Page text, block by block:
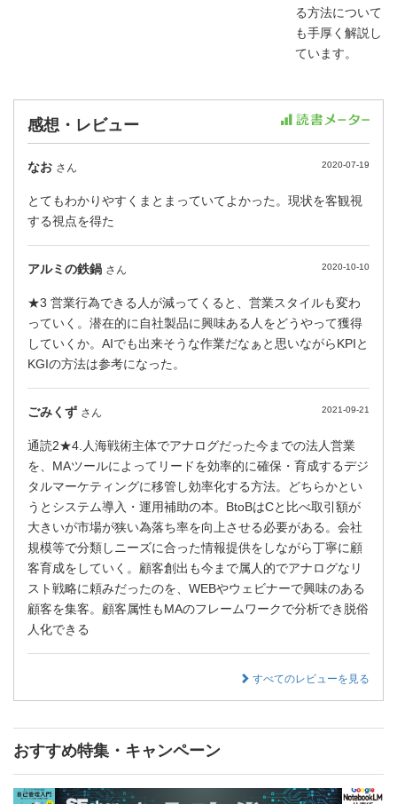
る方法について
も手厚く解説し
ています。
感想・レビュー
なお さん 2020-07-19
とてもわかりやすくまとまっていてよかった。現状を客観視
する視点を得た
アルミの鉄鍋 さん 2020-10-10
★3 営業行為できる人が減ってくると、営業スタイルも変わ
っていく。潜在的に自社製品に興味ある人をどうやって獲得
していくか。AIでも出来そうな作業だなぁと思いながらKPIと
KGIの方法は参考になった。
ごみくず さん 2021-09-21
通読2★4.人海戦術主体でアナログだった今までの法人営業
を、MAツールによってリードを効率的に確保・育成するデジ
タルマーケティングに移管し効率化する方法。どちらかとい
うとシステム導入・運用補助の本。BtoBはCと比べ取引額が
大きいが市場が狭い為落ち率を向上させる必要がある。会社
規模等で分類しニーズに合った情報提供をしながら丁寧に顧
客育成をしていく。顧客創出も今まで属人的でアナログなリ
スト戦略に頼みだったのを、WEBやウェビナーで興味のある
顧客を集客。顧客属性もMAのフレームワークで分析でき脱俗
人化できる
すべてのレビューを見る
おすすめ特集・キャンペーン